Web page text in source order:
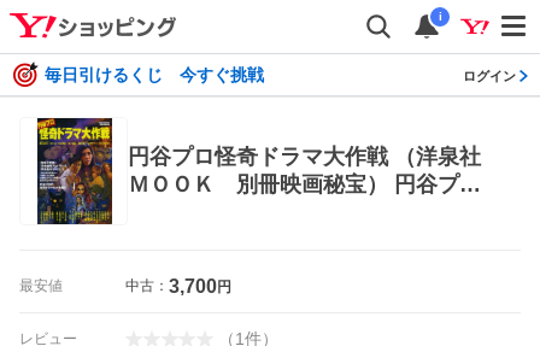
i
毎日引けるくじ 今すぐ挑戦 ログイン
円谷プロ怪奇ドラマ大作戦 （洋泉社
ＭＯＯＫ 別冊映画秘宝） 円谷プロ
最安値 中古： 3,700円
レビュー （1件）